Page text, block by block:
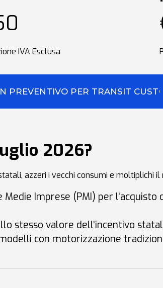
IVA Esclusa
PREVENTIVO PER TRANSIT
2026?
azzeri i vecchi consumi e moltiplichi il
Imprese (PMI) per
stesso valore dell’incentivo
con motorizzazione